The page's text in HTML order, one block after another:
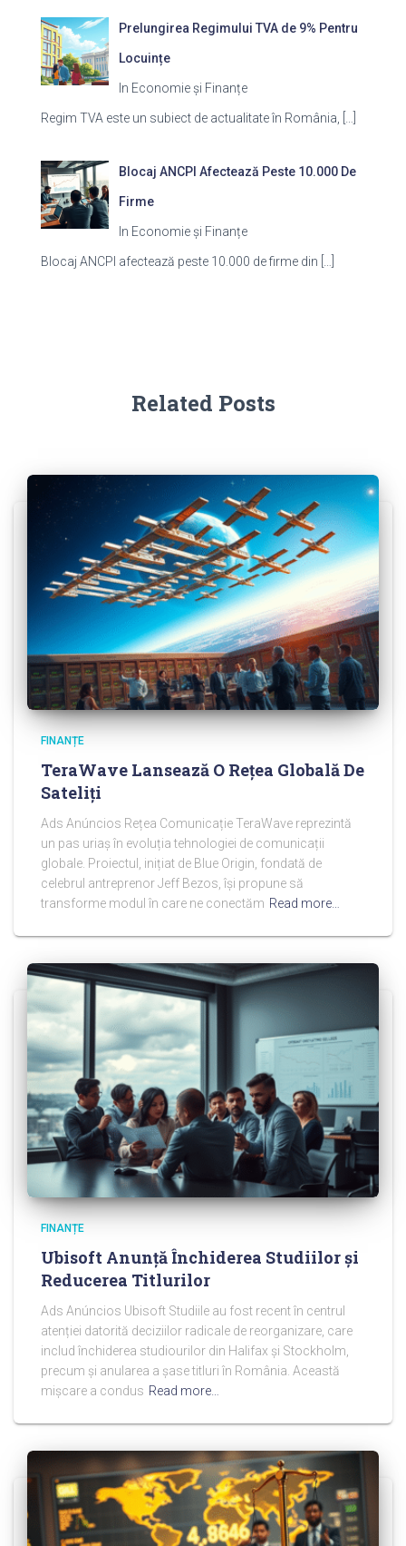
Prelungirea Regimului TVA de 9% Pentru
Locuințe
In Economie și Finanțe
Regim TVA este un subiect de actualitate în România,
Blocaj ANCPI Afectează Peste 10.000 De
Firme
In Economie și Finanțe
Blocaj ANCPI afectează peste 10.000 de firme din
Related Posts
FINANȚE
TeraWave Lansează O Rețea Globală De
Sateliți
Ads Anúncios Rețea Comunicație TeraWave reprezintă
un pas uriaș în evoluția tehnologiei de comunicații
globale. Proiectul, inițiat de Blue Origin, fondată de
celebrul antreprenor Jeff Bezos, își propune să
transforme modul în care ne conectăm Read more…
FINANȚE
Ubisoft Anunță Închiderea Studiilor și
Reducerea Titlurilor
Ads Anúncios Ubisoft Studiile au fost recent în centrul
atenției datorită deciziilor radicale de reorganizare, care
includ închiderea studiourilor din Halifax și Stockholm,
precum și anularea a șase titluri în România. Această
mișcare a condus Read more…